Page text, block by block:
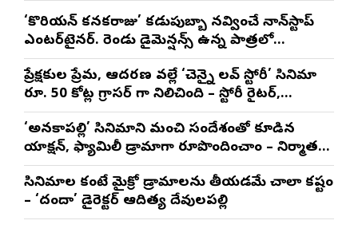
‘కొరియన్ కనకరాజు’ కడుపుబ్బా నవ్వించే నాన్‌స్టాప్
ఎంటర్‌టైనర్. రెండు డైమెన్షన్స్ ఉన్న పాత్రలో
నటించడం చాలా సంతృప్తినిచ్చింది : వరుణ్ తేజ్
ప్రేక్షకుల ప్రేమ, ఆదరణ వల్లే ‘చెన్నై లవ్ స్టోరీ’ సినిమా
రూ. 50 కోట్ల గ్రాసర్ గా నిలిచింది – స్టోరీ రైటర్,
ప్రొడ్యూసర్ సాయి రాజేష్
‘అనకాపల్లి’ సినిమాని మంచి సందేశంతో కూడిన
యాక్షన్, ఫ్యామిలీ డ్రామాగా రూపొందించాం – నిర్మాతలు
త్రినాథరావు నక్కిన, కాండ్రేగుల నాయుడు
సినిమాల కంటే మైక్రో డ్రామాలను తీయడమే చాలా కష్టం
– ‘దందా’ డైరెక్ట‌ర్ ఆదిత్య దేవులపల్లి